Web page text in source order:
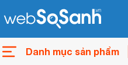
Danh mục sản phẩm